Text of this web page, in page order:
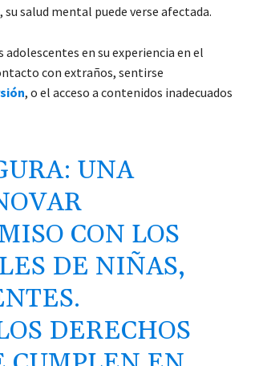
salud mental puede verse afectada.
en su experiencia en el
con extraños, sentirse
, o el acceso a contenidos inadecuados
: UNA
CON LOS
DE NIÑAS,
DERECHOS